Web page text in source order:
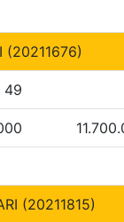
(20211676)
49
(20211815)